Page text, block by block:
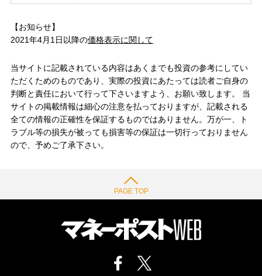
【お知らせ】
2021年4月1日以降の価格表示に関して
当サイトに記載されている内容はあくまでも投資の参考にしてい
ただくためのものであり、実際の投資にあたっては読者ご自身の
判断と責任において行って下さいますよう、お願い致します。 当
サイトの掲載情報は細心の注意を払っておりますが、記載される
全ての情報の正確性を保証するものではありません。万が一、ト
ラブル等の損失が被っても損害等の保証は一切行っておりません
ので、予めご了承下さい。
PAGE TOP